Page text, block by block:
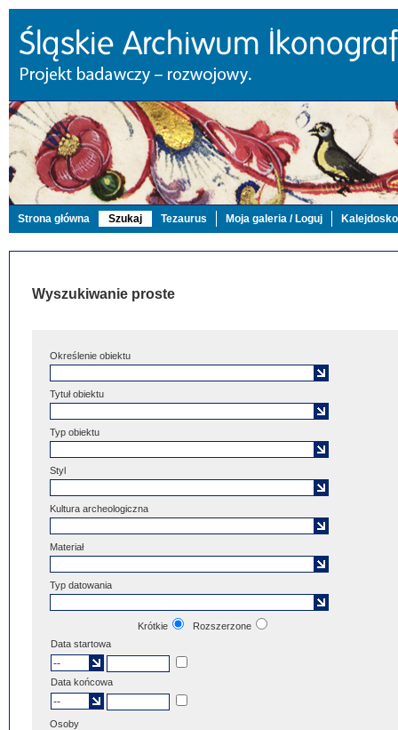
Strona główna Szukaj Tezaurus Moja galeria / Loguj
Wyszukiwanie proste
Określenie obiektu
Tytuł obiektu
Typ obiektu
Styl
Kultura archeologiczna
Materiał
Typ datowania
Krótkie
Rozszerzone
Data startowa
Data końcowa
Osoby